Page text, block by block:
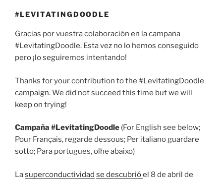
#LEVITATINGDOODLE
Gracias por vuestra colaboración en la campaña
#LevitatingDoodle. Esta vez no lo hemos conseguido
pero ¡lo seguiremos intentando!
Thanks for your contribution to the #LevitatingDoodle
campaign. We did not succeed this time but we will
keep on trying!
Campaña #LevitatingDoodle (For English see below;
Pour Français, regarde dessous; Per italiano guardare
sotto; Para portugues, olhe abaixo)
Lasuperconductividad se descubrióel 8 de abril de